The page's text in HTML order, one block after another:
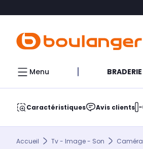
Menu BRADERIE
Caractéristiques Avis clients
Accueil Tv - Image - Son Caméra